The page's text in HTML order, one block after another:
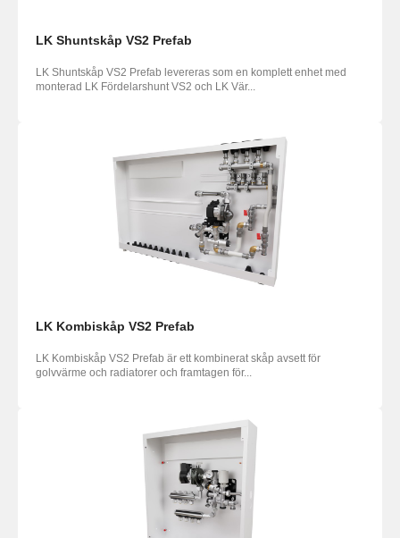
LK Shuntskåp VS2 Prefab
LK Shuntskåp VS2 Prefab levereras som en komplett enhet med
monterad LK Fördelarshunt VS2 och LK Vär...
LK Kombiskåp VS2 Prefab
LK Kombiskåp VS2 Prefab är ett kombinerat skåp avsett för
golvvärme och radiatorer och framtagen för...